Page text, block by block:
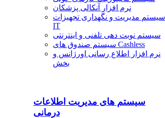
نرم افزار آنکالی پزشکان
سیستم مدیریت و نگهداری تجهیزات
IT
سیستم نوبت دهی تلفنی و اینترنتی
سیستم صندوق های Cashless
نرم افزار اطلاع رسانی اورژانس و
بخش
سیستم های مدیریت اطلاعات
درمانی